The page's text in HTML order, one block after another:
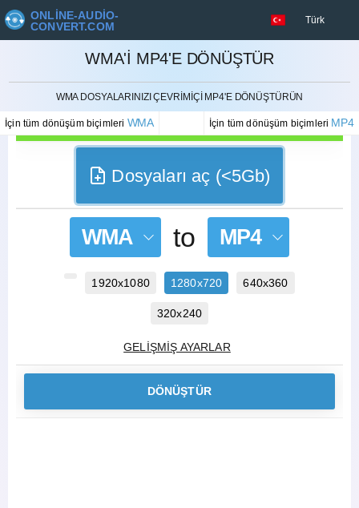
ONLINE-AUDIO-
CONVERT.COM
Türk
WMA'I MP4'E DÖNÜŞTÜR
WMA DOSYALARINIZI ÇEVRIMIÇI MP4'E DÖNÜŞTÜRÜN
İçin tüm dönüşüm biçimleri WMA İçin tüm dönüşüm biçimleri MP4
İPTAL ETMEK
Dosyaları aç (<5Gb)
WMA to MP4
1920x1080 1280x720 640x360
320x240
GELIŞMIŞ AYARLAR
DÖNÜŞTÜR